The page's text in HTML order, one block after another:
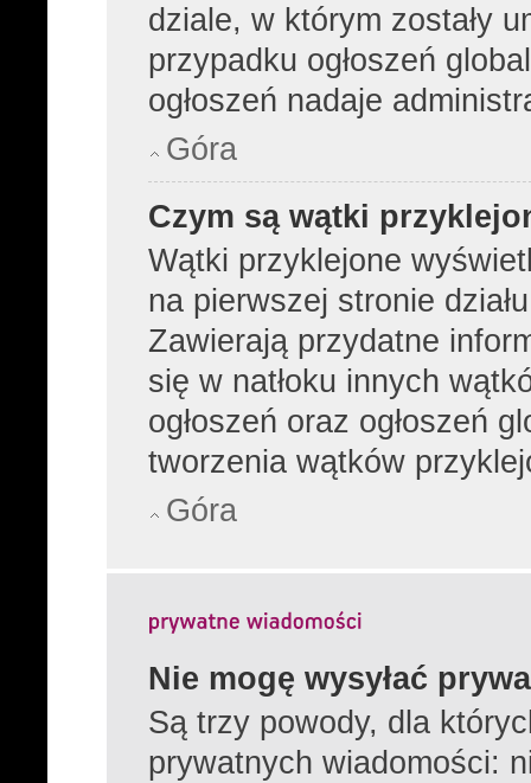
dziale, w którym zostały
przypadku ogłoszeń
ogłoszeń nadaje
Góra
Czym są wątki
Wątki przyklejone
na pierwszej stronie
Zawierają przydatne
się w natłoku innych
ogłoszeń oraz ogłoszeń
tworzenia wątków
Góra
Nie mogę wysyłać
Są trzy powody, dla
prywatnych wiadomości: